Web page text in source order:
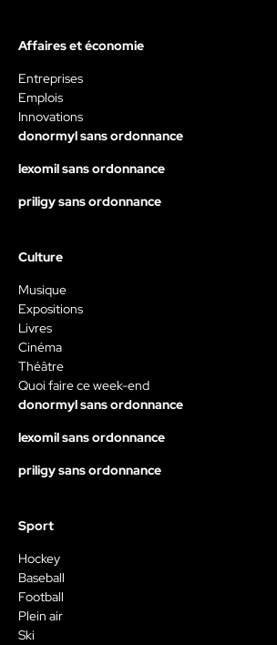
Affaires et économie
Entreprises
Emplois
Innovations
donormyl sans ordonnance
lexomil sans ordonnance
priligy sans ordonnance
Culture
Musique
Expositions
Livres
Cinéma
Théâtre
Quoi faire ce week-end
donormyl sans ordonnance
lexomil sans ordonnance
priligy sans ordonnance
Sport
Hockey
Baseball
Football
Plein air
Ski